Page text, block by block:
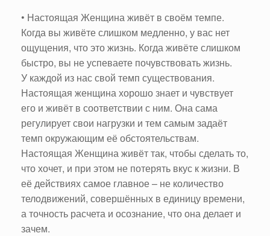
• Настоящая Женщина живёт в своём темпе.
Когда вы живёте слишком медленно, у вас нет
ощущения, что это жизнь. Когда живёте слишком
быстро, вы не успеваете почувствовать жизнь.
У каждой из нас свой темп существования.
Настоящая женщина хорошо знает и чувствует
его и живёт в соответствии с ним. Она сама
регулирует свои нагрузки и тем самым задаёт
темп окружающим её обстоятельствам.
Настоящая Женщина живёт так, чтобы сделать то,
что хочет, и при этом не потерять вкус к жизни. В
её действиях самое главное – не количество
телодвижений, совершённых в единицу времени,
а точность расчета и осознание, что она делает и
зачем.